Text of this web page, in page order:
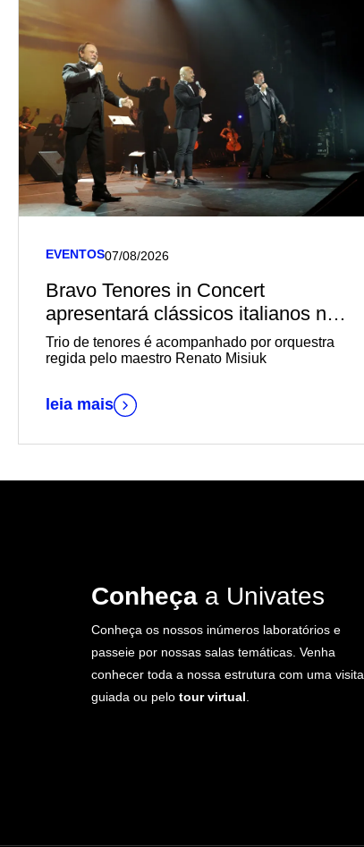
EVENTOS07/08/2026
Bravo Tenores in Concert
apresentará clássicos italianos no
Teatro Univates
Trio de tenores é acompanhado por orquestra
regida pelo maestro Renato Misiuk
leia mais
Conheça a Univates
Conheça os nossos inúmeros laboratórios e
passeie por nossas salas temáticas. Venha
conhecer toda a nossa estrutura com uma visita
guiada ou pelo tour virtual